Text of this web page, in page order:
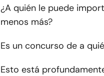
¿A quién le puede
menos más?
Es un concurso de a
Esto está